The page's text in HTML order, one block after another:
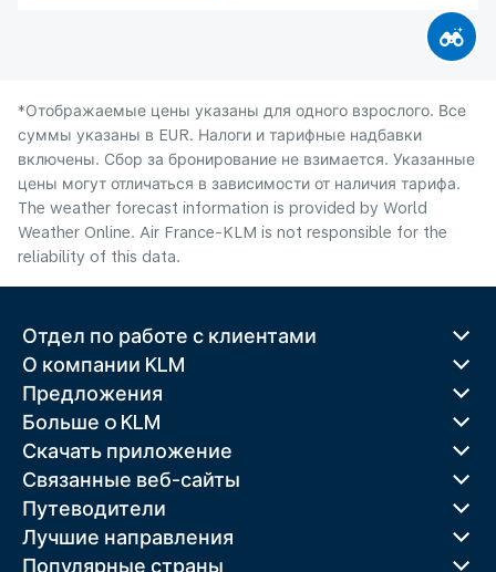
*Отображаемые цены указаны для одного взрослого. Все
суммы указаны в EUR. Налоги и тарифные надбавки
включены. Сбор за бронирование не взимается. Указанные
цены могут отличаться в зависимости от наличия тарифа.
The weather forecast information is provided by World
Weather Online. Air France-KLM is not responsible for the
reliability of this data.
Отдел по работе с клиентами
О компании KLM
Предложения
Больше o KLM
Скачать приложение
Связанные веб-сайты
Путеводители
Лучшие направления
Популярные страны